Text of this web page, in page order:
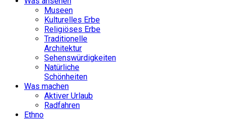
Museen
Kulturelles Erbe
Religiöses Erbe
Traditionelle
Architektur
Sehenswürdigkeiten
Natürliche
Schönheiten
Was machen
Aktiver Urlaub
Radfahren
Ethno